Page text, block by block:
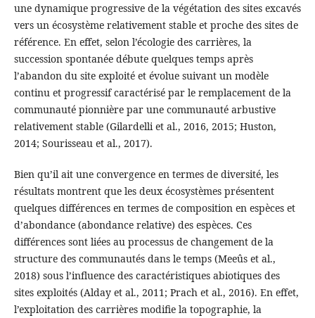
une dynamique progressive de la végétation des sites excavés
vers un écosystème relativement stable et proche des sites de
référence. En effet, selon l’écologie des carrières, la
succession spontanée débute quelques temps après
l’abandon du site exploité et évolue suivant un modèle
continu et progressif caractérisé par le remplacement de la
communauté pionnière par une communauté arbustive
relativement stable (Gilardelli et al., 2016, 2015; Huston,
2014; Sourisseau et al., 2017).
Bien qu’il ait une convergence en termes de diversité, les
résultats montrent que les deux écosystèmes présentent
quelques différences en termes de composition en espèces et
d’abondance (abondance relative) des espèces. Ces
différences sont liées au processus de changement de la
structure des communautés dans le temps (Meeûs et al.,
2018) sous l’influence des caractéristiques abiotiques des
sites exploités (Alday et al., 2011; Prach et al., 2016). En effet,
l’exploitation des carrières modifie la topographie, la